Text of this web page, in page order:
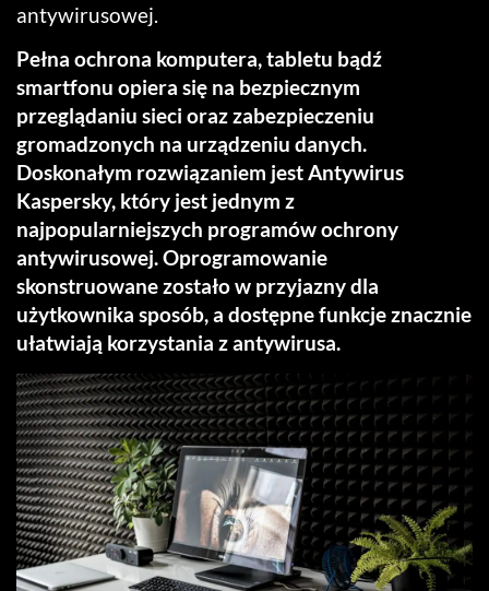
antywirusowej.
Pełna ochrona komputera, tabletu bądź
smartfonu opiera się na bezpiecznym
przeglądaniu sieci oraz zabezpieczeniu
gromadzonych na urządzeniu danych.
Doskonałym rozwiązaniem jest Antywirus
Kaspersky, który jest jednym z
najpopularniejszych programów ochrony
antywirusowej. Oprogramowanie
skonstruowane zostało w przyjazny dla
użytkownika sposób, a dostępne funkcje znacznie
ułatwiają korzystania z antywirusa.